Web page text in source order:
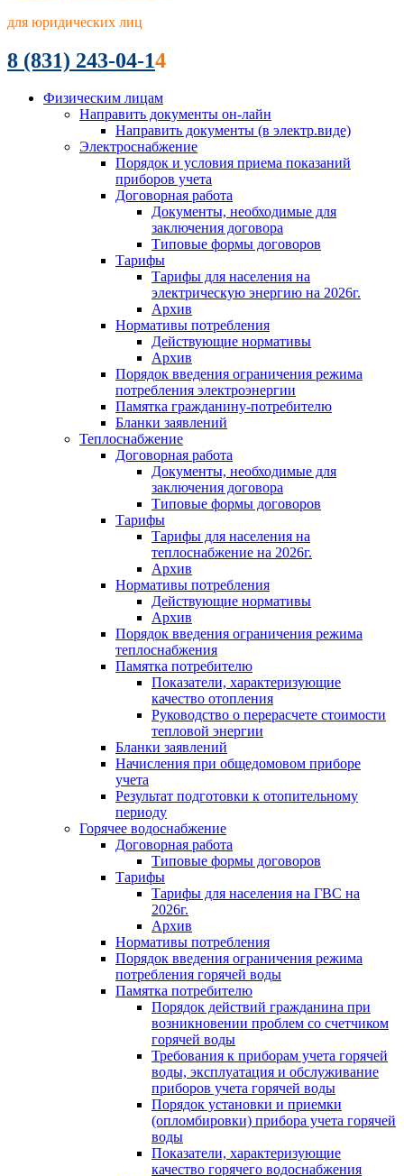
для юридических лиц
8 (831) 243-04-14
Физическим лицам
Направить документы он-лайн
Направить документы (в электр.виде)
Электроснабжение
Порядок и условия приема показаний
приборов учета
Договорная работа
Документы, необходимые для
заключения договора
Типовые формы договоров
Тарифы
Тарифы для населения на
электрическую энергию на 2026г.
Архив
Нормативы потребления
Действующие нормативы
Архив
Порядок введения ограничения режима
потребления электроэнергии
Памятка гражданину-потребителю
Бланки заявлений
Теплоснабжение
Договорная работа
Документы, необходимые для
заключения договора
Типовые формы договоров
Тарифы
Тарифы для населения на
теплоснабжение на 2026г.
Архив
Нормативы потребления
Действующие нормативы
Архив
Порядок введения ограничения режима
теплоснабжения
Памятка потребителю
Показатели, характеризующие
качество отопления
Руководство о перерасчете стоимости
тепловой энергии
Бланки заявлений
Начисления при общедомовом приборе
учета
Результат подготовки к отопительному
периоду
Горячее водоснабжение
Договорная работа
Типовые формы договоров
Тарифы
Тарифы для населения на ГВС на
2026г.
Архив
Нормативы потребления
Порядок введения ограничения режима
потребления горячей воды
Памятка потребителю
Порядок действий гражданина при
возникновении проблем со счетчиком
горячей воды
Требования к приборам учета горячей
воды, эксплуатация и обслуживание
приборов учета горячей воды
Порядок установки и приемки
(опломбировки) прибора учета горячей
воды
Показатели, характеризующие
качество горячего водоснабжения